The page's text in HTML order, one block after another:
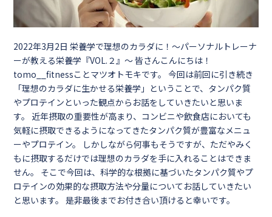
2022年3月2日栄養学で理想のカラダに！～パーソナルトレーナ
ーが教える栄養学『VOL.２』～ 皆さんこんにちは！
tomo__fitnessことマツオトモキです。 今回は前回に引き続き
「理想のカラダに生かせる栄養学」ということで、タンパク質
やプロテインといった観点からお話をしていきたいと思いま
す。 近年摂取の重要性が高まり、コンビニや飲食店においても
気軽に摂取できるようになってきたタンパク質が豊富なメニュ
ーやプロテイン。 しかしながら何事もそうですが、ただやみく
もに摂取するだけでは理想のカラダを手に入れることはできま
せん。 そこで今回は、科学的な根拠に基づいたタンパク質やプ
ロテインの効果的な摂取方法や分量についてお話していきたい
と思います。 是非最後までお付き合い頂けると幸いです。